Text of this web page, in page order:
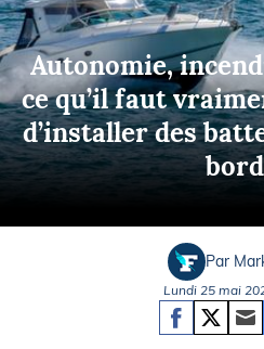
Autonomie,
ce qu’il faut
d’installer des
bord
Par
Lundi 25 mai